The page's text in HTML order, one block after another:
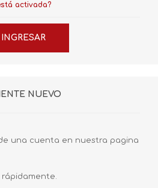
activada?
NUEVO
una cuenta en nuestra pagina
rápidamente.